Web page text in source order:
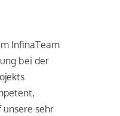
InfinaTeam
bei der
sehr